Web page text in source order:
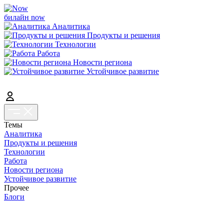
билайн now
Аналитика
Продукты и решения
Технологии
Работа
Новости региона
Устойчивое развитие
Темы
Аналитика
Продукты и решения
Технологии
Работа
Новости региона
Устойчивое развитие
Прочее
Блоги